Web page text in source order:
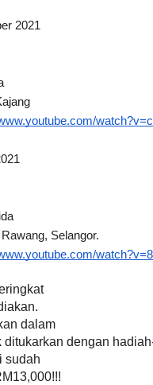
2021
Selangor.
dalam
ditukarkan dengan
sudah